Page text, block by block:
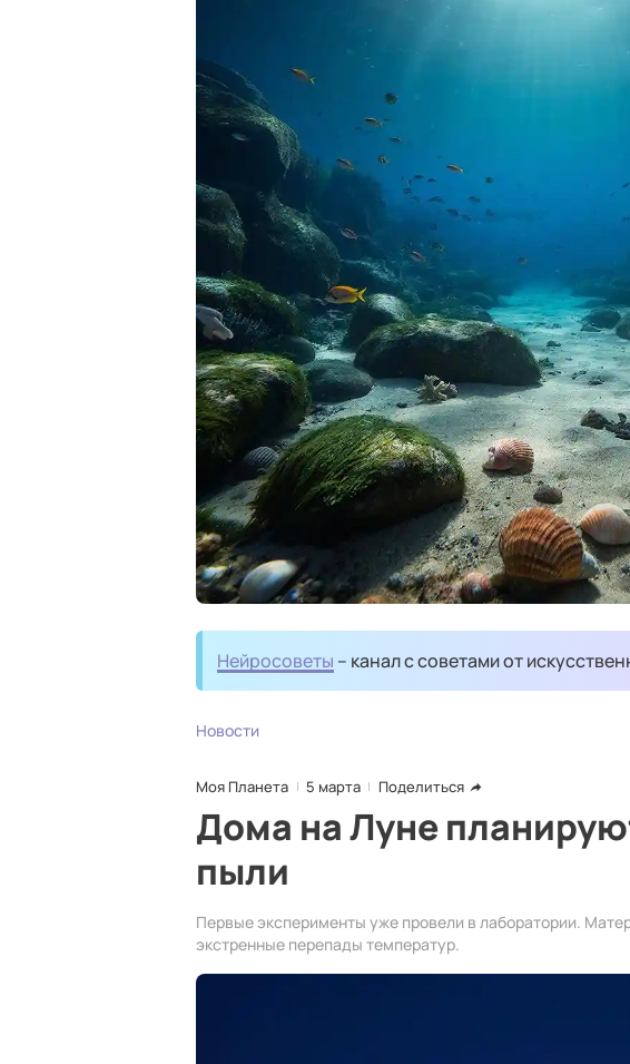
Нейросоветы – канал с советами от
Новости
Моя Планета 5 марта Поделиться
Дома на Луне
пыли
Первые эксперименты уже провели в лаборатории.
экстренные перепады температур.